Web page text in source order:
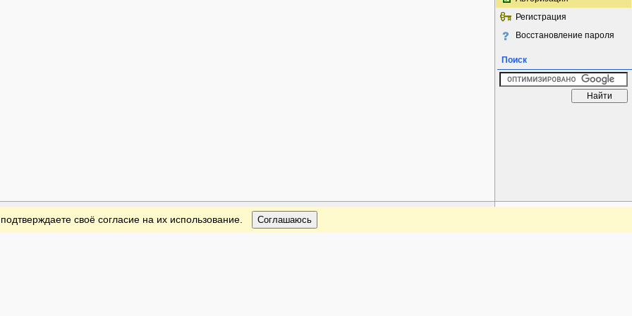
Регистрация
Восстановление пароля
Поиск
своё согласие на их использование. Соглашаюсь